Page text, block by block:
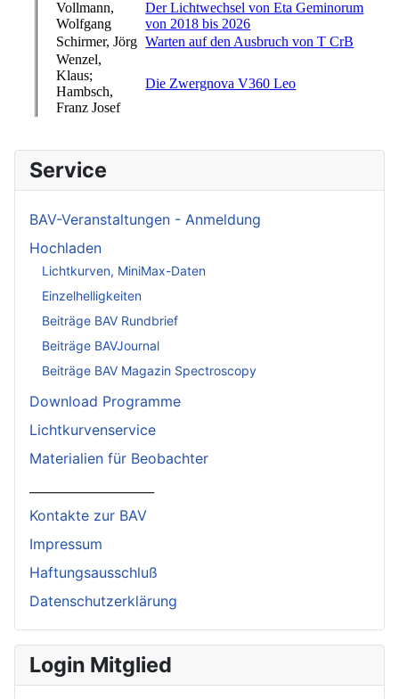
Service
BAV-Veranstaltungen - Anmeldung
Hochladen
Lichtkurven, MiniMax-Daten
Einzelhelligkeiten
Beiträge BAV Rundbrief
Beiträge BAVJournal
Beiträge BAV Magazin Spectroscopy
Download Programme
Lichtkurvenservice
Materialien für Beobachter
Kontakte zur BAV
Impressum
Haftungsausschluß
Datenschutzerklärung
Login Mitglied